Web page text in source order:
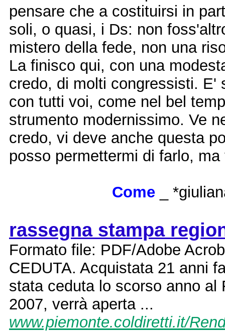
pensare che a costituirsi in
soli, o quasi, i Ds: non
mistero della fede, non una
La finisco qui, con una
credo, di molti congressisti. E'
con tutti voi, come nel bel
strumento modernissimo. Ve
credo, vi deve anche questa
posso permettermi di farlo,
Come _
rassegna stampa
Formato file: PDF/Adobe
CEDUTA. Acquistata 21 anni
stata ceduta lo scorso anno
2007, verrà aperta ...
www.piemonte.coldiretti.it/